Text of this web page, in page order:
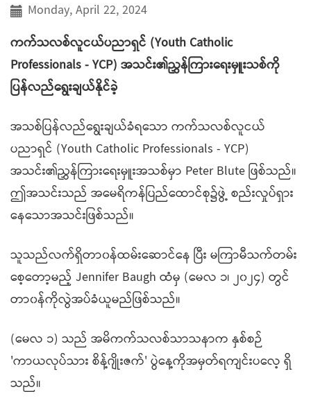
Monday, April 22, 2024
ကက်သလစ်လူငယ်ပညာရှင် (Youth Catholic
Professionals - YCP) အသင်း၏ညွှန်ကြားရေးမှူးသစ်ကို
ပြန်လည်ရွေးချယ်နိုင်ခဲ့
အသစ်ပြန်လည်ရွေးချယ်ခံရသော ကက်သလစ်လူငယ်
ပညာရှင် (Youth Catholic Professionals - YCP)
အသင်း၏ညွှန်ကြားရေးမှူးအသစ်မှာ Peter Blute ဖြစ်သည်။
ဤအသင်းသည် အမေရိကန်ပြည်ထောင်စု၌ဖွဲ့ စည်းလှုပ်ရှား
နေသောအသင်းဖြစ်သည်။
သူသည်လက်ရှိတာ၀န်ထမ်းဆောင်နေ ပြီး မကြာမီသက်တမ်း
စေ့တော့မည့် Jennifer Baugh ထံမှ (မေလ ၁၊ ၂၀၂၄) တွင်
တာ၀န်ကိုလွဲအပ်ခံယူမည်ဖြစ်သည်။
(မေလ ၁) သည် အမိကက်သလစ်သာသနာက နှစ်စဉ်
'ကာယလုပ်သား စိန့်ဂျိုးဇက်' ပွဲနေ့ကိုအမှတ်ရကျင်းပလေ့ ရှိ
သည်။